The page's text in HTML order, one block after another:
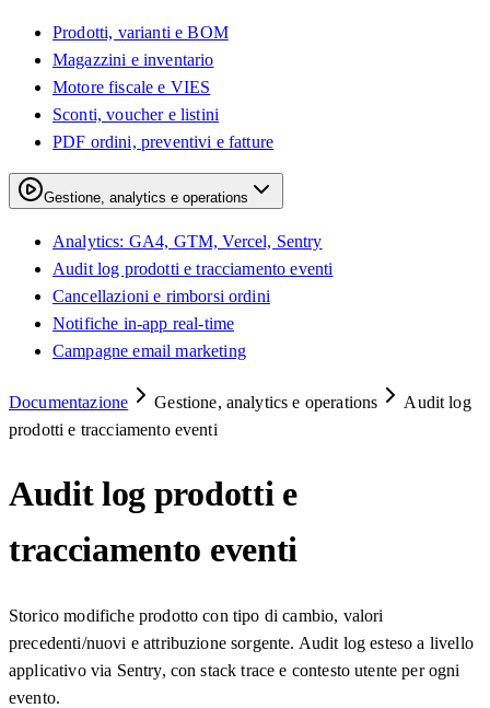
Prodotti, varianti e BOM
Magazzini e inventario
Motore fiscale e VIES
Sconti, voucher e listini
PDF ordini, preventivi e fatture
Gestione, analytics e operations
Analytics: GA4, GTM, Vercel, Sentry
Audit log prodotti e tracciamento eventi
Cancellazioni e rimborsi ordini
Notifiche in-app real-time
Campagne email marketing
Documentazione Gestione, analytics e operations
Audit log
prodotti e tracciamento eventi
Audit log prodotti e
tracciamento eventi
Storico modifiche prodotto con tipo di cambio, valori
precedenti/nuovi e attribuzione sorgente. Audit log esteso a livello
applicativo via Sentry, con stack trace e contesto utente per ogni
evento.